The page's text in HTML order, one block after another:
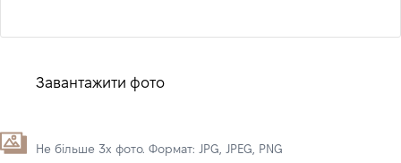
Завантажити фото
Не більше 3х фото. Формат: JPG, JPEG, PNG